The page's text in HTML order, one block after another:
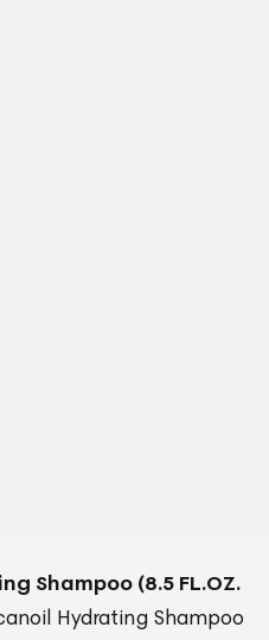
Shampoo (8.5 FL.OZ.
Hydrating Shampoo